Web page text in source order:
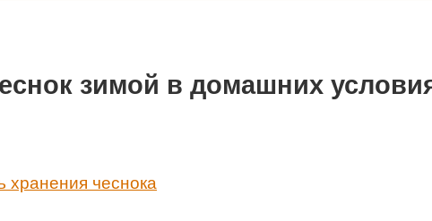
зимой в домашних
хранения чеснока